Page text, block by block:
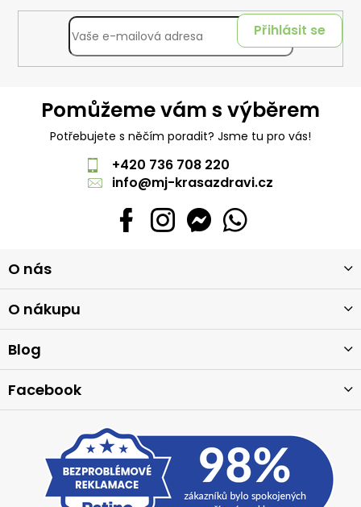
Přihlásit se
Pomůžeme vám s výběrem
Potřebujete s něčím poradit? Jsme tu pro vás!
+420 736 708 220
info@mj-krasazdravi.cz
á
p
a
t
O nás
O nákupu
Blog
Facebook